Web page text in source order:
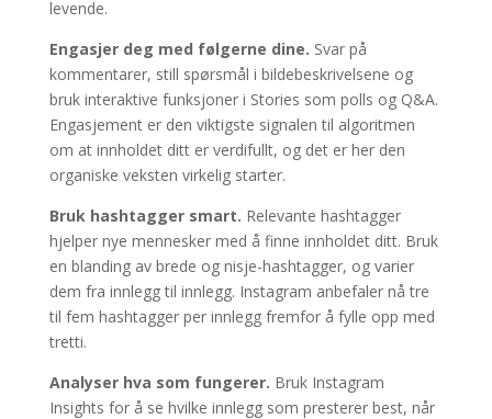
levende.
Engasjer deg med følgerne dine. Svar på
kommentarer, still spørsmål i bildebeskrivelsene og
bruk interaktive funksjoner i Stories som polls og Q&A.
Engasjement er den viktigste signalen til algoritmen
om at innholdet ditt er verdifullt, og det er her den
organiske veksten virkelig starter.
Bruk hashtagger smart. Relevante hashtagger
hjelper nye mennesker med å finne innholdet ditt. Bruk
en blanding av brede og nisje-hashtagger, og varier
dem fra innlegg til innlegg. Instagram anbefaler nå tre
til fem hashtagger per innlegg fremfor å fylle opp med
tretti.
Analyser hva som fungerer. Bruk Instagram
Insights for å se hvilke innlegg som presterer best, når